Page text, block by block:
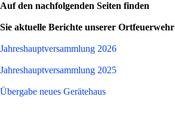
Auf den nachfolgenden Seiten finden
Sie aktuelle Berichte unserer Ortfeuerwehr
Jahreshauptversammlung 2026
Jahreshauptversammlung 2025
Übergabe neues Gerätehaus